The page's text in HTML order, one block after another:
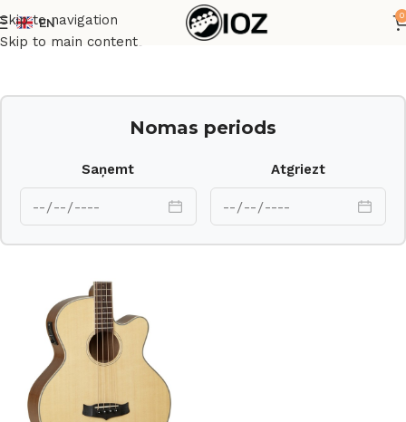
Skip to navigation
Skip to main content
EN
0
Sākums Ģitāras Basģitāras
Nomas periods
Saņemt Atgriezt